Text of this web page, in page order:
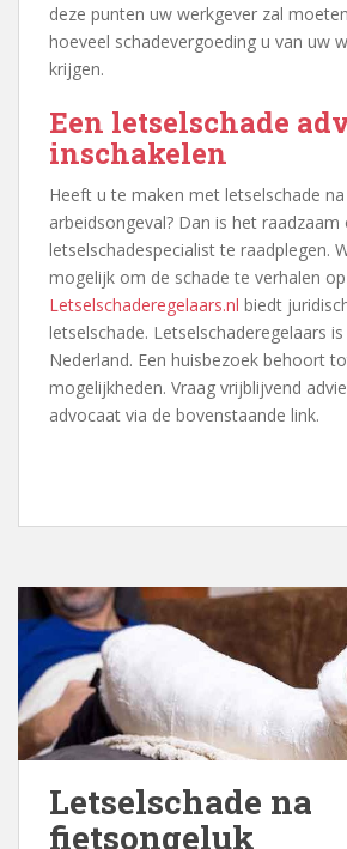
deze punten uw werkgever zal
hoeveel schadevergoeding u van uw
krijgen.
Een letselschade
inschakelen
Heeft u te maken met letselschade
arbeidsongeval? Dan is het raadzaam
letselschadespecialist te raadplegen.
mogelijk om de schade te verhalen
Letselschaderegelaars.nl biedt
letselschade. Letselschaderegelaars
Nederland. Een huisbezoek behoort
mogelijkheden. Vraag vrijblijvend
advocaat via de bovenstaande link.
Letselschade na
fietsongeluk